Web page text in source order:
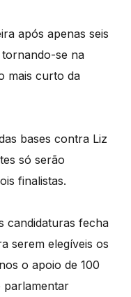
após apenas seis
tornando-se na
mais curto da
bases contra Liz
só serão
finalistas.
candidaturas fecha
serem elegíveis os
o apoio de 100
parlamentar